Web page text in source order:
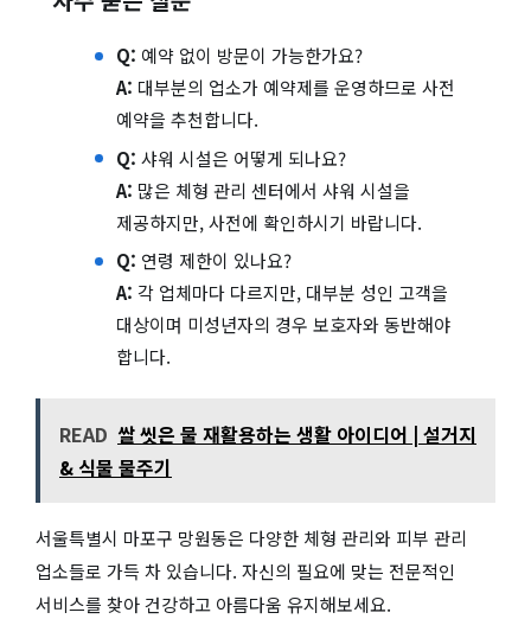
Q: 예약 없이 방문이 가능한가요?
A: 대부분의 업소가 예약제를 운영하므로 사전
예약을 추천합니다.
Q: 샤워 시설은 어떻게 되나요?
A: 많은 체형 관리 센터에서 샤워 시설을
제공하지만, 사전에 확인하시기 바랍니다.
Q: 연령 제한이 있나요?
A: 각 업체마다 다르지만, 대부분 성인 고객을
대상이며 미성년자의 경우 보호자와 동반해야
합니다.
READ 쌀 씻은 물 재활용하는 생활 아이디어 | 설거지
& 식물 물주기
서울특별시 마포구 망원동은 다양한 체형 관리와 피부 관리
업소들로 가득 차 있습니다. 자신의 필요에 맞는 전문적인
서비스를 찾아 건강하고 아름다움 유지해보세요.